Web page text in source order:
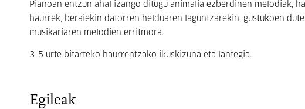
Pianoan entzun ahal izango ditugu animalia ezberdinen melodiak,
haurrek, beraiekin datorren helduaren laguntzarekin, gustukoen
musikariaren melodien erritmora.
3-5 urte bitarteko haurrentzako ikuskizuna eta lantegia.
Egileak